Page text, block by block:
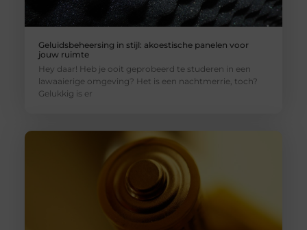
Geluidsbeheersing in stijl: akoestische panelen voor
jouw ruimte
Hey daar! Heb je ooit geprobeerd te studeren in een
lawaaierige omgeving? Het is een nachtmerrie, toch?
Gelukkig is er